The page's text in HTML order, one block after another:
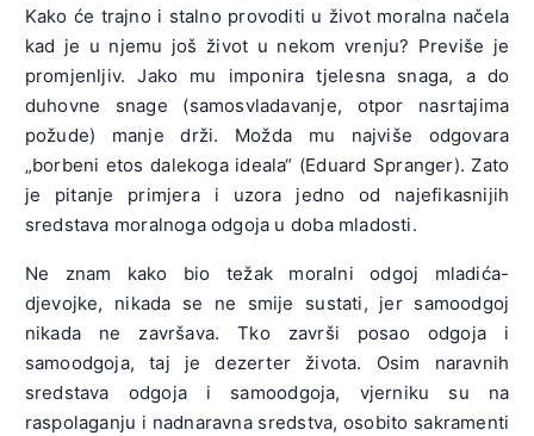
Kako će trajno i stalno provoditi u život moralna načela
kad je u njemu još život u nekom vrenju? Previše je
promjenljiv. Jako mu imponira tjelesna snaga, a do
duhovne snage (samosvladavanje, otpor nasrtajima
požude) manje drži. Možda mu najviše odgovara
„borbeni etos dalekoga ideala“ (Eduard Spranger). Zato
je pitanje primjera i uzora jedno od najefikasnijih
sredstava moralnoga odgoja u doba mladosti.
Ne znam kako bio težak moralni odgoj mladića-
djevojke, nikada se ne smije sustati, jer samoodgoj
nikada ne završava. Tko završi posao odgoja i
samoodgoja, taj je dezerter života. Osim naravnih
sredstava odgoja i samoodgoja, vjerniku su na
raspolaganju i nadnaravna sredstva, osobito sakramenti